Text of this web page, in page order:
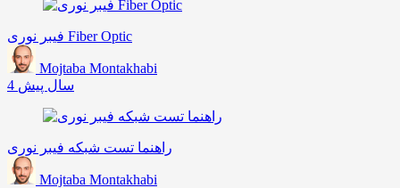
فیبر نوری Fiber Optic
Mojtaba Montakhabi
4 سال پیش
راهنما تست شبکه فیبر نوری
Mojtaba Montakhabi